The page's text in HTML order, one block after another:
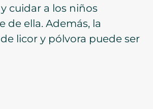
cuidar a los niños
de ella. Además, la
licor y pólvora puede ser